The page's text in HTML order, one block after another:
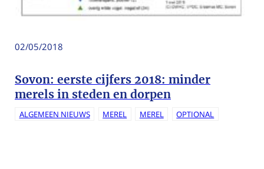
02/05/2018
Sovon: eerste cijfers 2018: minder
merels in steden en dorpen
ALGEMEEN NIEUWS MEREL MEREL OPTIONAL